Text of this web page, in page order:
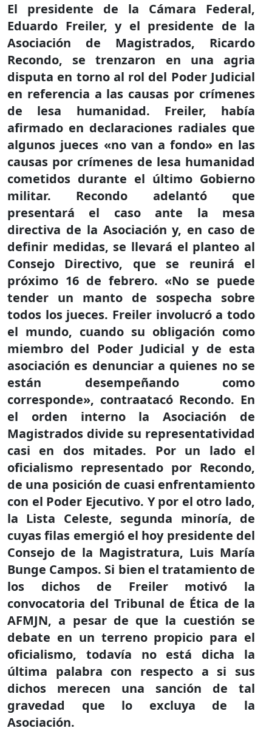
El presidente de la Cámara Federal,
Eduardo Freiler, y el presidente de la
Asociación de Magistrados, Ricardo
Recondo, se trenzaron en una agria
disputa en torno al rol del Poder Judicial
en referencia a las causas por crímenes
de lesa humanidad. Freiler, había
afirmado en declaraciones radiales que
algunos jueces «no van a fondo» en las
causas por crímenes de lesa humanidad
cometidos durante el último Gobierno
militar. Recondo adelantó que
presentará el caso ante la mesa
directiva de la Asociación y, en caso de
definir medidas, se llevará el planteo al
Consejo Directivo, que se reunirá el
próximo 16 de febrero. «No se puede
tender un manto de sospecha sobre
todos los jueces. Freiler involucró a todo
el mundo, cuando su obligación como
miembro del Poder Judicial y de esta
asociación es denunciar a quienes no se
están desempeñando como
corresponde», contraatacó Recondo. En
el orden interno la Asociación de
Magistrados divide su representatividad
casi en dos mitades. Por un lado el
oficialismo representado por Recondo,
de una posición de cuasi enfrentamiento
con el Poder Ejecutivo. Y por el otro lado,
la Lista Celeste, segunda minoría, de
cuyas filas emergió el hoy presidente del
Consejo de la Magistratura, Luis María
Bunge Campos. Si bien el tratamiento de
los dichos de Freiler motivó la
convocatoria del Tribunal de Ética de la
AFMJN, a pesar de que la cuestión se
debate en un terreno propicio para el
oficialismo, todavía no está dicha la
última palabra con respecto a si sus
dichos merecen una sanción de tal
gravedad que lo excluya de la
Asociación.